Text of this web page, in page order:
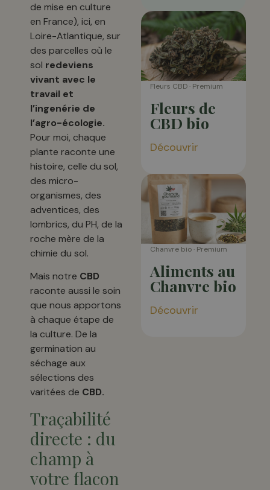
de mise en culture
en France), ici, en
Loire-Atlantique, sur
des parcelles où le
sol redeviens
vivant avec le
travail et
l’ingenérie de
l’agro-écologie.
Pour moi, chaque
plante raconte une
histoire, celle du sol,
des micro-
organismes, des
adventices, des
lombrics, du PH, de la
roche mère de la
chimie du sol.
Mais notre CBD
raconte aussi le soin
que nous apportons
à chaque étape de
la culture. De la
germination au
séchage aux
sélections des
varitées de CBD.
Traçabilité
directe : du
champ à
votre flacon
Fleurs CBD · Premium
Fleurs de
CBD bio
Découvrir
Chanvre bio · Premium
Aliments au
Chanvre bio
Découvrir